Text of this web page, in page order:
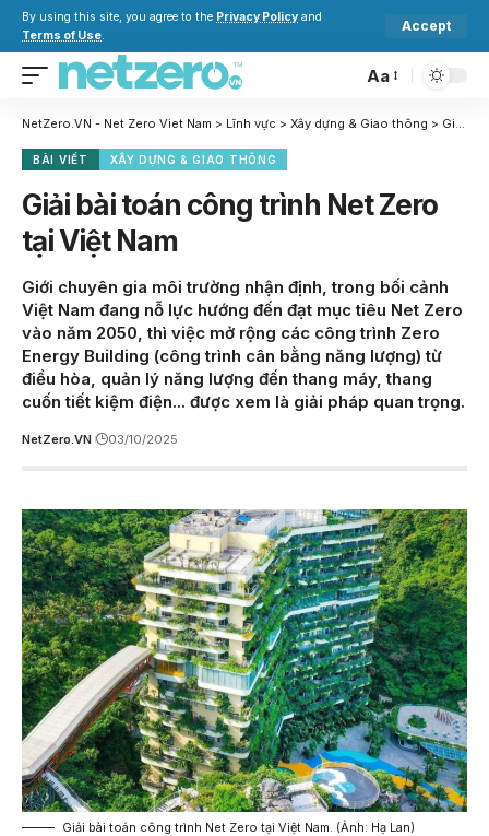
By using this site, you agree to the Privacy Policy and
Terms of Use.
Accept
Aa
NetZero.VN - Net Zero Viet Nam > Lĩnh vực > Xây dựng & Giao thông > Giải bài toán công trình Net Zero tại Việt Nam
BÀI VIẾT XÂY DỰNG & GIAO THÔNG
Giải bài toán công trình Net Zero
tại Việt Nam
Giới chuyên gia môi trường nhận định, trong bối cảnh
Việt Nam đang nỗ lực hướng đến đạt mục tiêu Net Zero
vào năm 2050, thì việc mở rộng các công trình Zero
Energy Building (công trình cân bằng năng lượng) từ
điều hòa, quản lý năng lượng đến thang máy, thang
cuốn tiết kiệm điện... được xem là giải pháp quan trọng.
NetZero.VN 03/10/2025
Giải bài toán công trình Net Zero tại Việt Nam. (Ảnh: Hạ Lan)